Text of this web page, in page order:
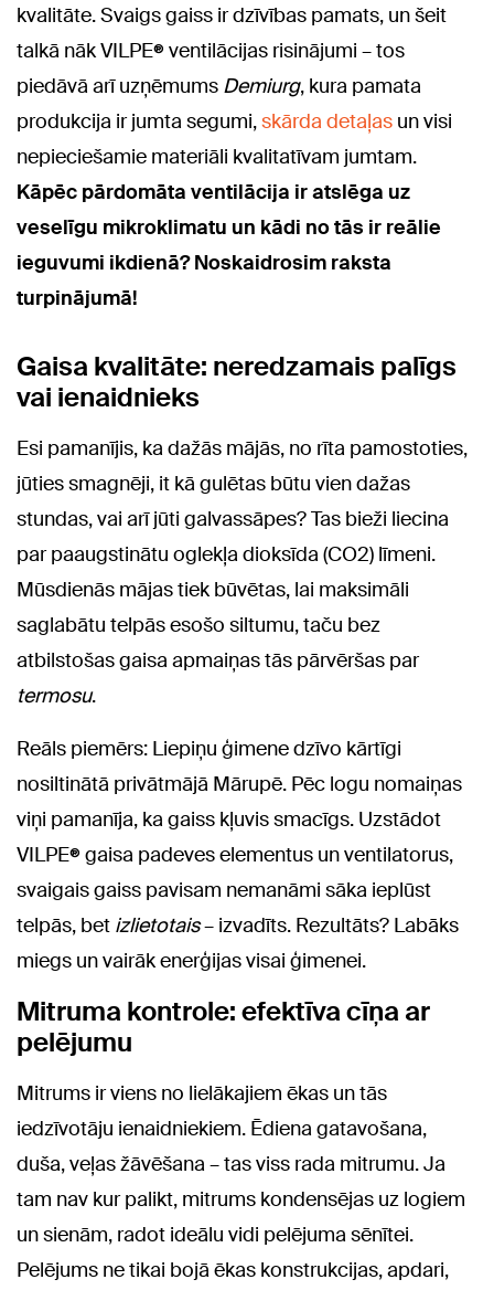
kvalitāte. Svaigs gaiss ir dzīvības pamats, un šeit
talkā nāk VILPE® ventilācijas risinājumi – tos
piedāvā arī uzņēmums Demiurg, kura pamata
produkcija ir jumta segumi,skārda detaļas un visi
nepieciešamie materiāli kvalitatīvam jumtam.
Kāpēc pārdomāta ventilācija ir atslēga uz
veselīgu mikroklimatu un kādi no tās ir reālie
ieguvumi ikdienā? Noskaidrosim raksta
turpinājumā!
Gaisa kvalitāte: neredzamais palīgs
vai ienaidnieks
Esi pamanījis, ka dažās mājās, no rīta pamostoties,
jūties smagnēji, it kā gulētas būtu vien dažas
stundas, vai arī jūti galvassāpes? Tas bieži liecina
par paaugstinātu oglekļa dioksīda (CO2) līmeni.
Mūsdienās mājas tiek būvētas, lai maksimāli
saglabātu telpās esošo siltumu, taču bez
atbilstošas gaisa apmaiņas tās pārvēršas par
termosu.
Reāls piemērs: Liepiņu ģimene dzīvo kārtīgi
nosiltinātā privātmājā Mārupē. Pēc logu nomaiņas
viņi pamanīja, ka gaiss kļuvis smacīgs. Uzstādot
VILPE® gaisa padeves elementus un ventilatorus,
svaigais gaiss pavisam nemanāmi sāka ieplūst
telpās, bet izlietotais– izvadīts. Rezultāts? Labāks
miegs un vairāk enerģijas visai ģimenei.
Mitruma kontrole: efektīva cīņa ar
pelējumu
Mitrums ir viens no lielākajiem ēkas un tās
iedzīvotāju ienaidniekiem. Ēdiena gatavošana,
duša, veļas žāvēšana – tas viss rada mitrumu. Ja
tam nav kur palikt, mitrums kondensējas uz logiem
un sienām, radot ideālu vidi pelējuma sēnītei.
Pelējums ne tikai bojā ēkas konstrukcijas, apdari,